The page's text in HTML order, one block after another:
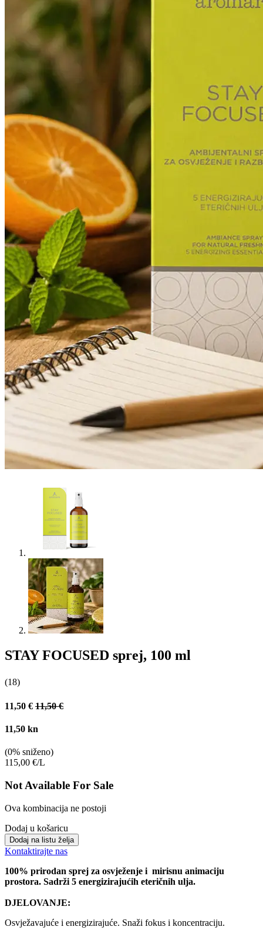
STAY FOCUSED sprej, 100 ml
(18)
11,50 € 11,50€
11,50 kn
(0% sniženo)
115,00 €/L
Not Available For Sale
Ova kombinacija ne postoji
Dodaj u košaricu
Dodaj na listu želja
Kontaktirajte nas
100% prirodan sprej za osvježenje i mirisnu animaciju
prostora. Sadrži 5 energizirajućih eteričnih ulja.
DJELOVANJE:
Osvježavajuće i energizirajuće. Snaži fokus i koncentraciju.